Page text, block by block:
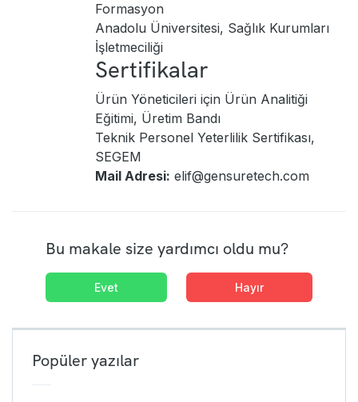
Formasyon
Anadolu Üniversitesi, Sağlık Kurumları
İşletmeciliği
Sertifikalar
Ürün Yöneticileri için Ürün Analitiği
Eğitimi, Üretim Bandı
Teknik Personel Yeterlilik Sertifikası,
SEGEM
Mail Adresi: elif@gensuretech.com
Bu makale size yardımcı oldu mu?
Evet Hayır
Popüler yazılar